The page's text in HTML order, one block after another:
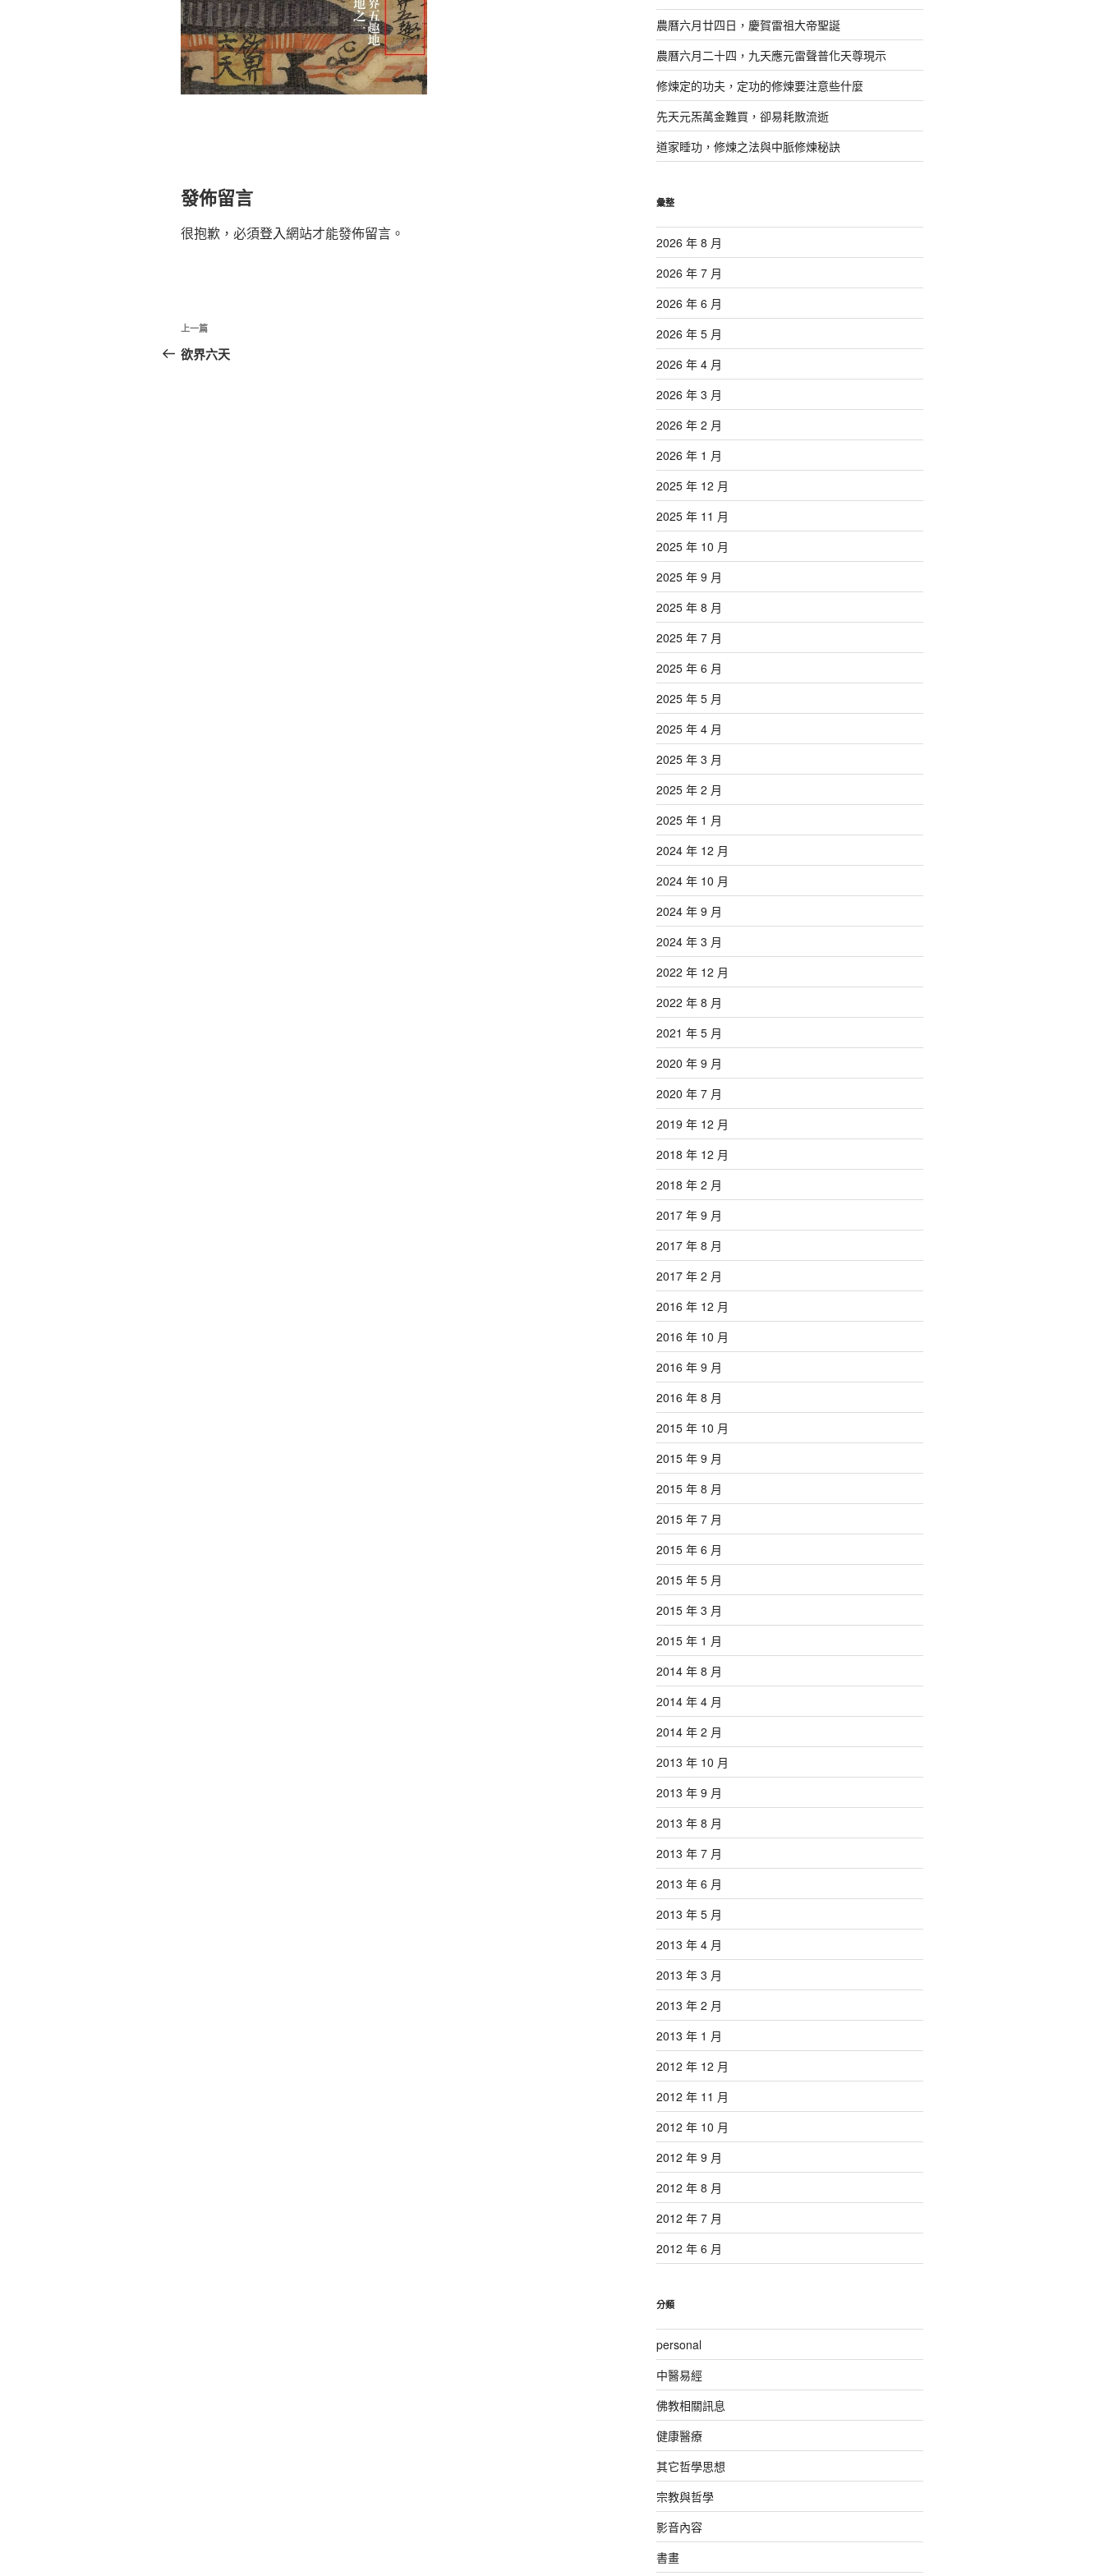
發佈留言
很抱歉，必須登入網站才能發佈留言。
文
章
上
一
上一篇
欲界六天
農曆六月廿四日，慶賀雷祖大帝聖誕
農曆六月二十四，九天應元雷聲普化天尊現示
修煉定的功夫，定功的修煉要注意些什麼
先天元炁萬金難買，卻易耗散流逝
道家睡功，修煉之法與中脈修煉秘訣
彙整
2026 年 8 月
2026 年 7 月
2026 年 6 月
2026 年 5 月
2026 年 4 月
2026 年 3 月
2026 年 2 月
2026 年 1 月
2025 年 12 月
2025 年 11 月
2025 年 10 月
2025 年 9 月
2025 年 8 月
2025 年 7 月
2025 年 6 月
2025 年 5 月
2025 年 4 月
2025 年 3 月
2025 年 2 月
2025 年 1 月
2024 年 12 月
2024 年 10 月
2024 年 9 月
2024 年 3 月
2022 年 12 月
2022 年 8 月
2021 年 5 月
2020 年 9 月
2020 年 7 月
2019 年 12 月
2018 年 12 月
2018 年 2 月
2017 年 9 月
2017 年 8 月
2017 年 2 月
2016 年 12 月
2016 年 10 月
2016 年 9 月
2016 年 8 月
2015 年 10 月
2015 年 9 月
2015 年 8 月
2015 年 7 月
2015 年 6 月
2015 年 5 月
2015 年 3 月
2015 年 1 月
2014 年 8 月
2014 年 4 月
2014 年 2 月
2013 年 10 月
2013 年 9 月
2013 年 8 月
2013 年 7 月
2013 年 6 月
2013 年 5 月
2013 年 4 月
2013 年 3 月
2013 年 2 月
2013 年 1 月
2012 年 12 月
2012 年 11 月
2012 年 10 月
2012 年 9 月
2012 年 8 月
2012 年 7 月
2012 年 6 月
分類
personal
中醫易經
佛教相關訊息
健康醫療
其它哲學思想
宗教與哲學
影音內容
書畫